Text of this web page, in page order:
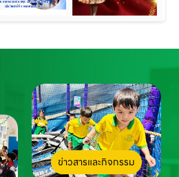
ข่าวสารและกิจกรรม